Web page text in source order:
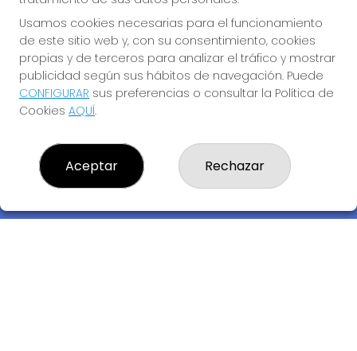
Descubre la buena suerte de La Bruja Juli
Usamos cookies necesarias para el funcionamiento
de este sitio web y, con su consentimiento, cookies
propias y de terceros para analizar el tráfico y mostrar
publicidad según sus hábitos de navegación. Puede
CONFIGURAR sus preferencias o consultar la Política de
Cookies AQUÍ.
Aceptar Rechazar